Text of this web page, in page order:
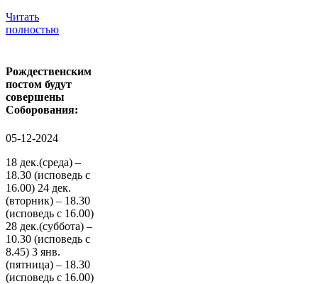
Читать
полностью
Рождественским
постом будут
совершены
Соборования:
05-12-2024
18 дек.(среда) –
18.30 (исповедь с
16.00) 24 дек.
(вторник) – 18.30
(исповедь с 16.00)
28 дек.(суббота) –
10.30 (исповедь с
8.45) 3 янв.
(пятница) – 18.30
(исповедь с 16.00)